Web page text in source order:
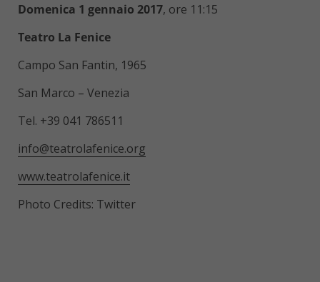
Domenica 1 gennaio 2017, ore 11:15
Teatro La Fenice
Campo San Fantin, 1965
San Marco – Venezia
Tel. +39 041 786511
info@teatrolafenice.org
www.teatrolafenice.it
Photo Credits: Twitter